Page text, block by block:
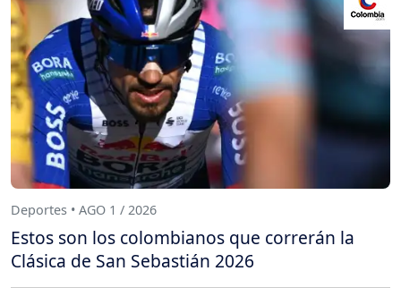
Deportes • AGO 1 / 2026
Estos son los colombianos que correrán la
Clásica de San Sebastián 2026